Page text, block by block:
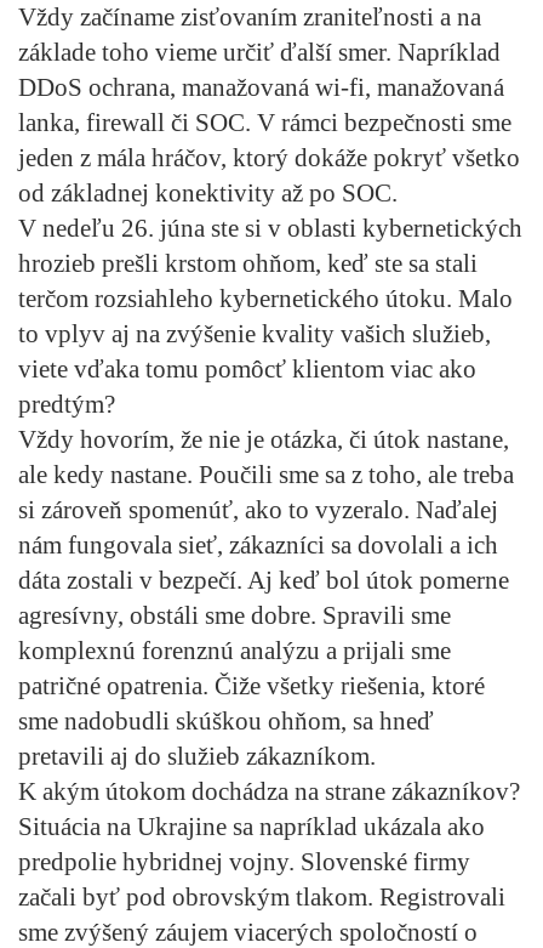
Vždy začíname zisťovaním zraniteľnosti a na
základe toho vieme určiť ďalší smer. Napríklad
DDoS ochrana, manažovaná wi-fi, manažovaná
lanka, firewall či SOC. V rámci bezpečnosti sme
jeden z mála hráčov, ktorý dokáže pokryť všetko
od základnej konektivity až po SOC.
V nedeľu 26. júna ste si v oblasti kybernetických
hrozieb prešli krstom ohňom, keď ste sa stali
terčom rozsiahleho kybernetického útoku. Malo
to vplyv aj na zvýšenie kvality vašich služieb,
viete vďaka tomu pomôcť klientom viac ako
predtým?
Vždy hovorím, že nie je otázka, či útok nastane,
ale kedy nastane. Poučili sme sa z toho, ale treba
si zároveň spomenúť, ako to vyzeralo. Naďalej
nám fungovala sieť, zákazníci sa dovolali a ich
dáta zostali v bezpečí. Aj keď bol útok pomerne
agresívny, obstáli sme dobre. Spravili sme
komplexnú forenznú analýzu a prijali sme
patričné opatrenia. Čiže všetky riešenia, ktoré
sme nadobudli skúškou ohňom, sa hneď
pretavili aj do služieb zákazníkom.
K akým útokom dochádza na strane zákazníkov?
Situácia na Ukrajine sa napríklad ukázala ako
predpolie hybridnej vojny. Slovenské firmy
začali byť pod obrovským tlakom. Registrovali
sme zvýšený záujem viacerých spoločností o